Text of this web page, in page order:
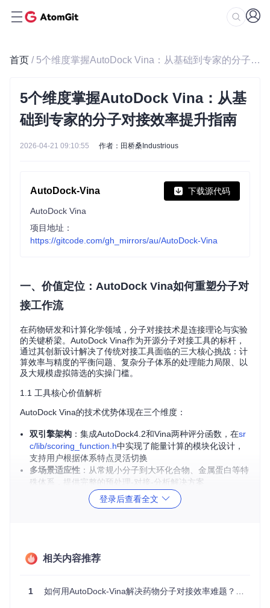
首页 / 5个维度掌握AutoDock Vina：从基础到专家的分子对接效率提升指南
5个维度掌握AutoDock Vina：从基
础到专家的分子对接效率提升指南
2026-04-21 09:10:55 作者：田桥桑Industrious
AutoDock-Vina 下载源代码
AutoDock Vina
项目地址：
https://gitcode.com/gh_mirrors/au/AutoDock-Vina
一、价值定位：AutoDock Vina如何重塑分子对
接工作流
在药物研发和计算化学领域，分子对接技术是连接理论与实验
的关键桥梁。AutoDock Vina作为开源分子对接工具的标杆，
通过其创新设计解决了传统对接工具面临的三大核心挑战：计
算效率与精度的平衡问题、复杂分子体系的处理能力局限、以
及大规模虚拟筛选的实操门槛。
1.1 工具核心价值解析
AutoDock Vina的技术优势体现在三个维度：
双引擎架构 ：集成AutoDock4.2和Vina两种评分函数，在sr
c/lib/scoring_function.h中实现了能量计算的模块化设计，
支持用户根据体系特点灵活切换
多场景适应性 ：从常规小分子到大环化合物、金属蛋白等特
殊体系，提供完整的预处理-对接-分析解决方案
：通过并行计算架构（ src/lib/parallel.h
能搜索算法，在相同硬件条件下实现2-3倍于传统工具的筛
到结果导出的全流程
学术研究：快速验证蛋白质-配体相互作用假说，加速新机
登录后查看全文
相关内容推荐
1 如何用AutoDock-Vina解决药物分子对接效率难题？提升药物研发效率300%的实战指南